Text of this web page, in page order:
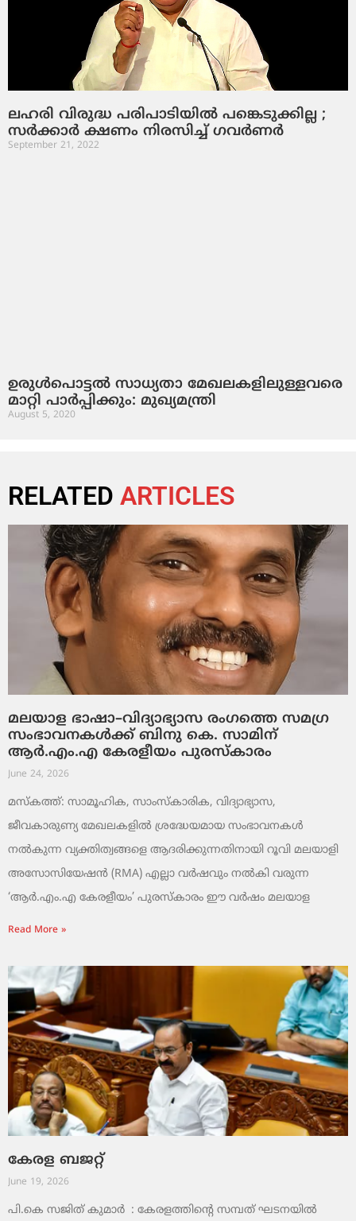
ലഹരി വിരുദ്ധ പരിപാടിയില്‍ പങ്കെടുക്കില്ല ;
സര്‍ക്കാര്‍ ക്ഷണം നിരസിച്ച് ഗവര്‍ണര്‍
September 21, 2022
ഉരുൾപൊട്ടൽ സാധ്യതാ മേഖലകളിലുള്ളവരെ
മാറ്റി പാർപ്പിക്കും: മുഖ്യമന്ത്രി
August 5, 2020
RELATED ARTICLES
മലയാള ഭാഷാ–വിദ്യാഭ്യാസ രംഗത്തെ സമഗ്ര
സംഭാവനകൾക്ക് ബിനു കെ. സാമിന്
ആർ.എം.എ കേരളീയം പുരസ്‌കാരം
June 24, 2026
മസ്കത്ത്: സാമൂഹിക, സാംസ്‌കാരിക, വിദ്യാഭ്യാസ,
ജീവകാരുണ്യ മേഖലകളിൽ ശ്രദ്ധേയമായ സംഭാവനകൾ
നൽകുന്ന വ്യക്തിത്വങ്ങളെ ആദരിക്കുന്നതിനായി റൂവി മലയാളി
അസോസിയേഷൻ (RMA) എല്ലാ വർഷവും നൽകി വരുന്ന
‘ആർ.എം.എ കേരളീയം’ പുരസ്‌കാരം ഈ വർഷം മലയാള
Read More »
കേരള ബജറ്റ്
June 19, 2026
പി.കെ സജിത് കുമാര്‍ : കേരളത്തിന്റെ സമ്പത് ഘടനയിൽ